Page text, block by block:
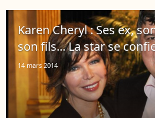
Karen Cheryl : Ses ex,
son fils... La star se
14 mars 2014